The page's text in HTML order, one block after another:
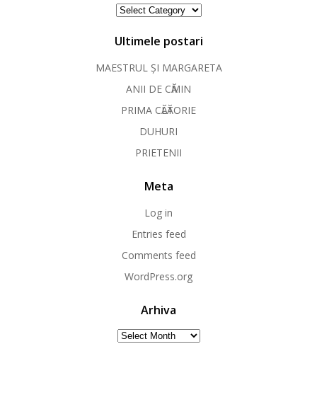
Categorii
Ultimele postari
MAESTRUL ȘI MARGARETA
ANII DE CӐMIN
PRIMA CӐLӐTORIE
DUHURI
PRIETENII
Meta
Log in
Entries feed
Comments feed
WordPress.org
Arhiva
Arhiva